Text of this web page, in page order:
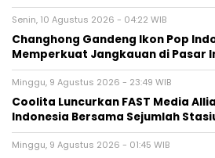
Senin, 10 Agustus 2026 - 04:22 WIB
Changhong Gandeng Ikon Pop
Memperkuat Jangkauan di Pasar
Minggu, 9 Agustus 2026 - 23:49 WIB
Coolita Luncurkan FAST Media
Indonesia Bersama Sejumlah
Minggu, 9 Agustus 2026 - 01:45 WIB